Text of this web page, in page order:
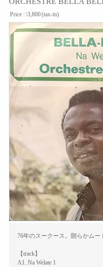
Price :\3,800(tax-in)
76年のスークース。朗らかム
【track】
A1. Na Welate 1